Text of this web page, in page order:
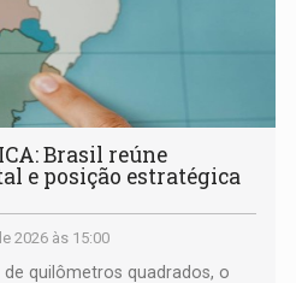
Brasil reúne
e posição estratégica
2026 às 15:00
quilômetros quadrados, o